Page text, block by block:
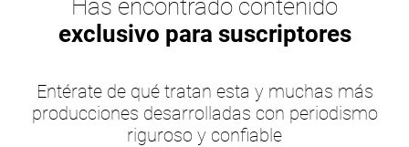
Has encontrado contenido
exclusivo para suscriptores
Entérate de qué tratan esta y muchas más
producciones desarrolladas con periodismo
riguroso y confiable